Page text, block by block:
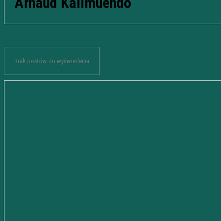
Brak postów do wyświetlenia